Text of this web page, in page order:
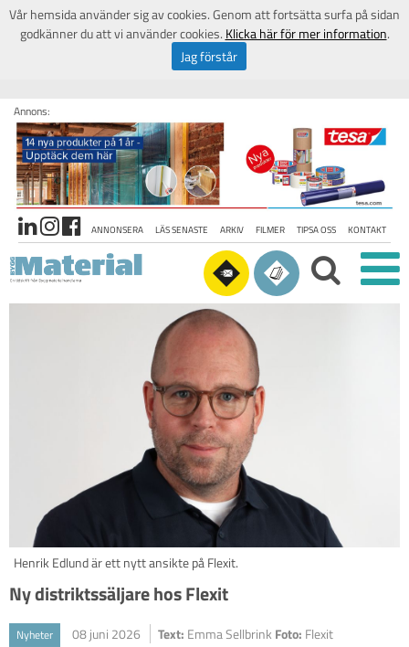
Annons:
ANNONSERA LÄS SENASTE ARKIV FILMER TIPSA OSS KONTAKT
Henrik Edlund är ett nytt ansikte på Flexit.
Ny distriktssäljare hos Flexit
Nyheter 08 juni 2026 Text: Emma Sellbrink Foto: Flexit
Vår hemsida använder sig av cookies. Genom att fortsätta surfa på sidan
godkänner du att vi använder cookies. Klicka här för mer information.
Jag förstår